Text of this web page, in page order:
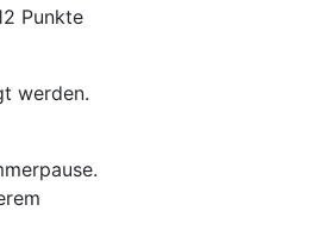
Punkte
werden.